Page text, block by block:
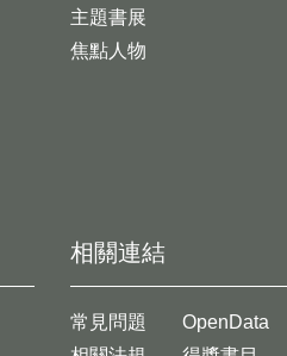
主題書展
焦點人物
相關連結
常見問題
OpenData